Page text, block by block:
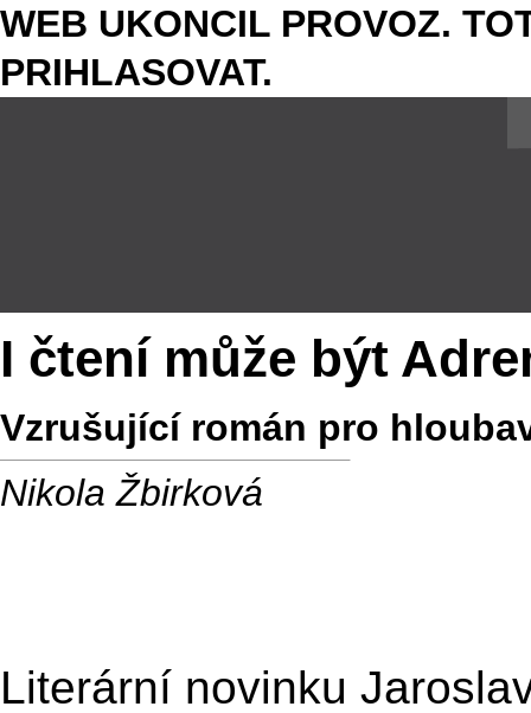
WEB UKONCIL PROVOZ.
PRIHLASOVAT.
I čtení může být
Vzrušující román pro
Nikola Žbirková
Literární novinku